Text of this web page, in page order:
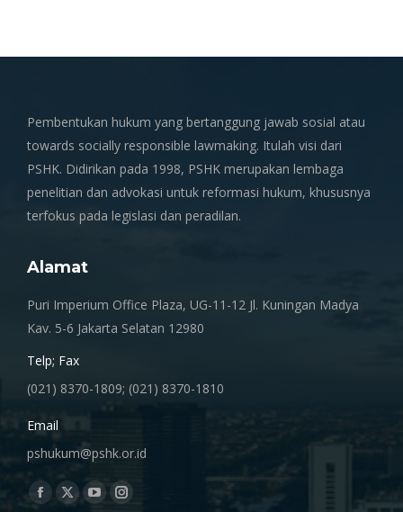
Pembentukan hukum yang bertanggung jawab sosial atau
towards socially responsible lawmaking. Itulah visi dari
PSHK. Didirikan pada 1998, PSHK merupakan lembaga
penelitian dan advokasi untuk reformasi hukum, khususnya
terfokus pada legislasi dan peradilan.
Alamat
Puri Imperium Office Plaza, UG-11-12 Jl. Kuningan Madya
Kav. 5-6 Jakarta Selatan 12980
Telp; Fax
(021) 8370-1809; (021) 8370-1810
Email
pshukum@pshk.or.id
Find us on:
Facebook
X
YouTubeInstagram